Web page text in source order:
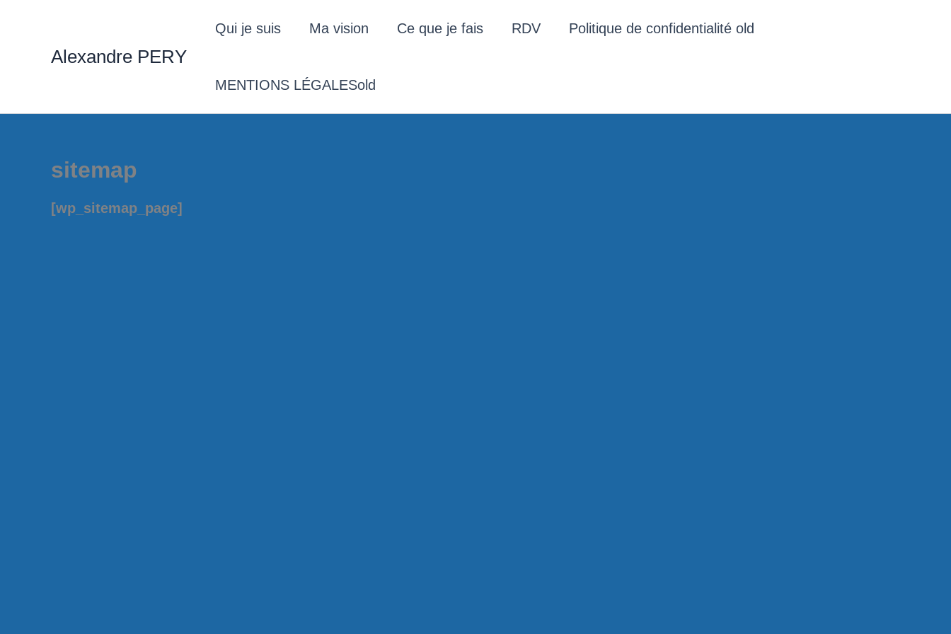
Alexandre PERY
Qui je suis Ma vision Ce que je fais RDV Politique de confidentialité old
MENTIONS LÉGALESold
sitemap
[wp_sitemap_page]